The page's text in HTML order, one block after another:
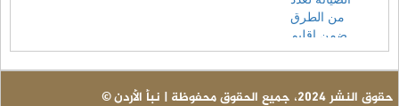
© حقوق النشر 2024، جميع الحقوق محفوظة | نبأ الأردن